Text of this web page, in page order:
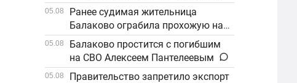
детьми
05.08
Ранее судимая жительница
Балаково ограбила прохожую на
улице
05.08
Балаково простится с погибшим
на СВО Алексеем Пантелеевым
05.08
Правительство запретило экспорт